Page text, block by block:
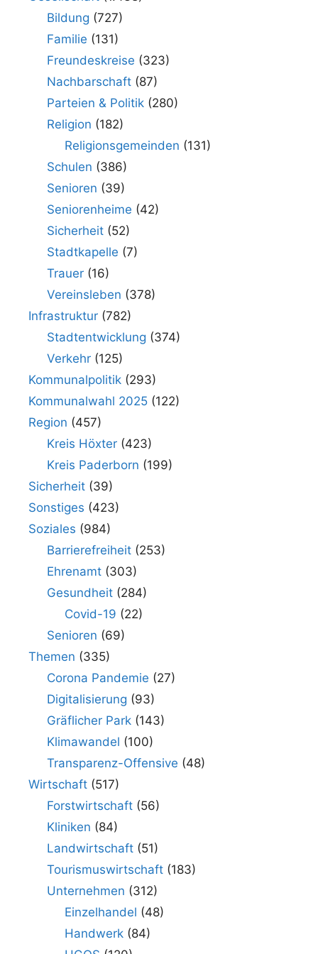
Bildung (727)
Familie (131)
Freundeskreise (323)
Nachbarschaft(87)
Parteien & Politik(280)
Religion (182)
Religionsgemeinden (131)
Schulen (386)
Senioren (39)
Seniorenheime (42)
Sicherheit(52)
Stadtkapelle (7)
Trauer(16)
Vereinsleben (378)
Infrastruktur (782)
Stadtentwicklung (374)
Verkehr(125)
Kommunalpolitik (293)
Kommunalwahl 2025 (122)
Region (457)
Kreis Höxter(423)
Kreis Paderborn (199)
Sicherheit (39)
Sonstiges (423)
Soziales (984)
Barrierefreiheit(253)
Ehrenamt(303)
Gesundheit(284)
Covid-19 (22)
Senioren (69)
Themen (335)
Corona Pandemie (27)
Digitalisierung (93)
Gräflicher Park(143)
Klimawandel (100)
Transparenz-Offensive (48)
Wirtschaft (517)
Forstwirtschaft(56)
Kliniken (84)
Landwirtschaft(51)
Tourismuswirtschaft(183)
Unternehmen (312)
Einzelhandel (48)
Handwerk (84)